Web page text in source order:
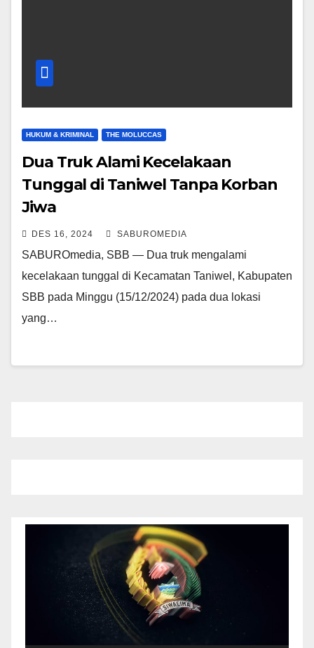
HUKUM & KRIMINAL THE MOLUCCAS
Dua Truk Alami Kecelakaan
Tunggal di Taniwel Tanpa Korban
Jiwa
DES 16, 2024 SABUROMEDIA
SABUROmedia, SBB — Dua truk mengalami
kecelakaan tunggal di Kecamatan Taniwel, Kabupaten
SBB pada Minggu (15/12/2024) pada dua lokasi
yang…